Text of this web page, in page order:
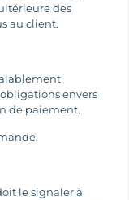
des
au client.
envers
de paiement.
le signaler à